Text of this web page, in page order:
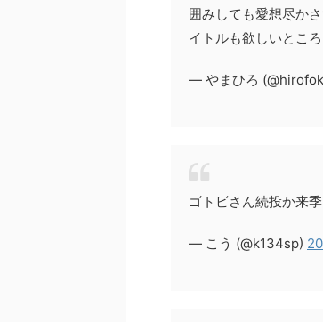
囲みしても愛想尽か
イトルも欲しいとこ
— やまひろ
ゴトビさん続投か来
— こう (@k134sp)